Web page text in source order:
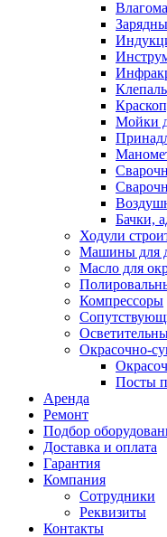
Мойки
Бачки,
Ходули
Машины для
Масло для
Компрессоры
Окрасочно-
Посты
Аренда
Ремонт
Подбор
Доставка и оплата
Гарантия
Компания
Сотрудники
Реквизиты
Контакты